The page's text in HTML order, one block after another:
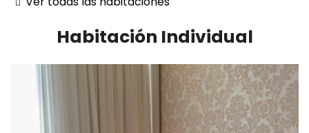
Habitación Individual